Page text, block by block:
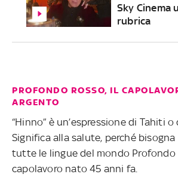
Sky Cinema
rubrica
PROFONDO ROSSO, IL
ARGENTO
“Hinno” è un’espressione di Tahiti o
Significa alla salute, perché bisogna
tutte le lingue del mondo Profondo
capolavoro nato 45 anni fa.